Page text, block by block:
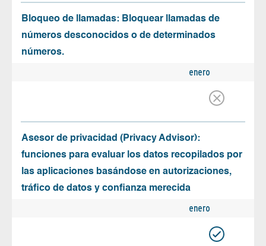
Bloqueo de llamadas: Bloquear llamadas de
números desconocidos o de determinados
números.
enero
Asesor de privacidad (Privacy Advisor):
funciones para evaluar los datos recopilados por
las aplicaciones basándose en autorizaciones,
tráfico de datos y confianza merecida
enero